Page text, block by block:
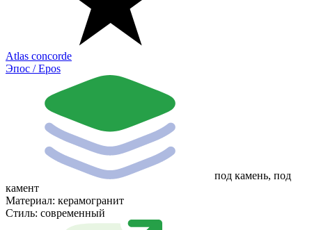
Atlas concorde
Эпос / Epos
под камень, под
камент
Материал: керамогранит
Стиль: современный